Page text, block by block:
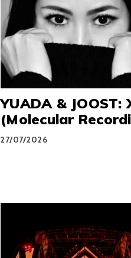
YUADA & JOOST:
(Molecular
27/07/2026